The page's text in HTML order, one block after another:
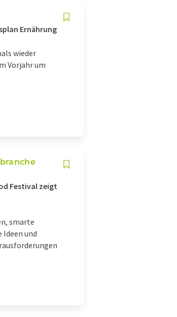
Ernährung
wieder
Vorjahr um
Festival zeigt
smarte
und